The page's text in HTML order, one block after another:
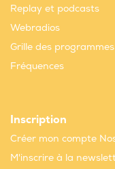
Replay et podcasts
Webradios
Grille des programmes
Fréquences
Inscription
Créer mon compte
M'inscrire à la